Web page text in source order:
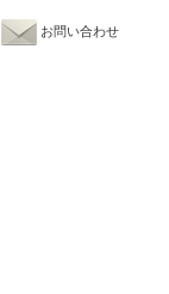
お問い合わせ